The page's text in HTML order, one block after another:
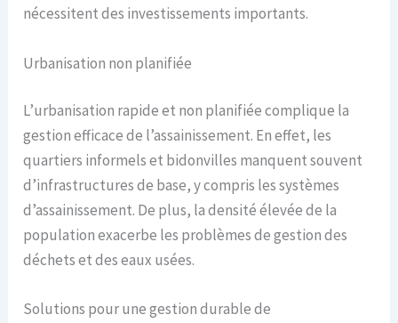
nécessitent des investissements importants.
Urbanisation non planifiée
L’urbanisation rapide et non planifiée complique la
gestion efficace de l’assainissement. En effet, les
quartiers informels et bidonvilles manquent souvent
d’infrastructures de base, y compris les systèmes
d’assainissement. De plus, la densité élevée de la
population exacerbe les problèmes de gestion des
déchets et des eaux usées.
Solutions pour une gestion durable de